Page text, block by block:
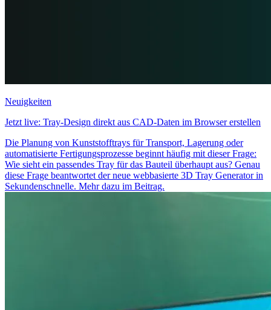
Neuigkeiten
Jetzt live: Tray-Design direkt aus CAD-Daten im Browser erstellen
Die Planung von Kunststofftrays für Transport, Lagerung oder
automatisierte Fertigungsprozesse beginnt häufig mit dieser Frage:
Wie sieht ein passendes Tray für das Bauteil überhaupt aus? Genau
diese Frage beantwortet der neue webbasierte 3D Tray Generator in
Sekundenschnelle. Mehr dazu im Beitrag.